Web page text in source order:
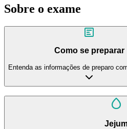
Sobre o exame
Como se preparar
Entenda as informações de preparo